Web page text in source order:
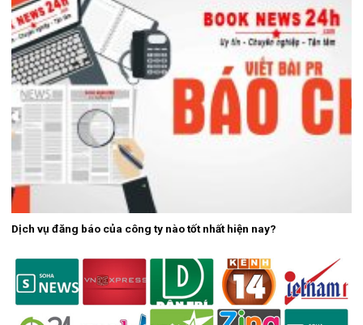
Dịch vụ đăng báo của công ty nào tốt nhất hiện nay?